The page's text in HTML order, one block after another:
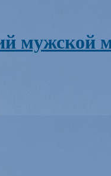
мужской